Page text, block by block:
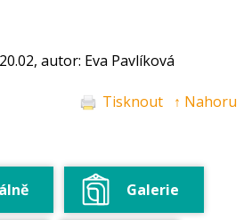
autor: Eva Pavlíková
Tisknout ↑ Nahoru
Galerie